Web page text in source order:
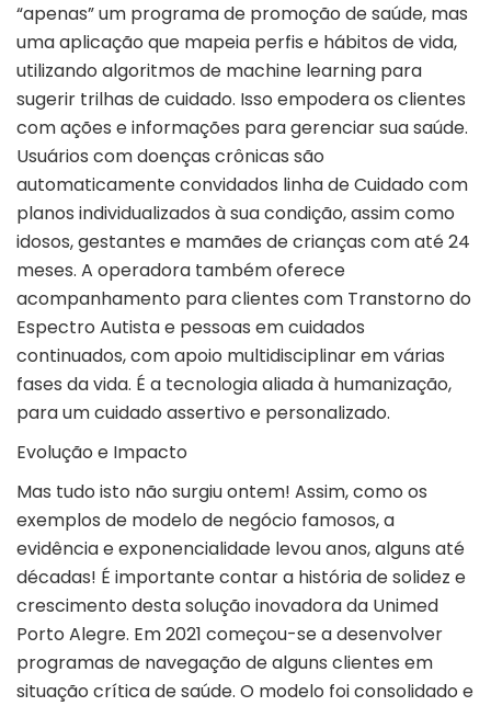
“apenas” um programa de promoção de saúde, mas
uma aplicação que mapeia perfis e hábitos de vida,
utilizando algoritmos de machine learning para
sugerir trilhas de cuidado. Isso empodera os clientes
com ações e informações para gerenciar sua saúde.
Usuários com doenças crônicas são
automaticamente convidados linha de Cuidado com
planos individualizados à sua condição, assim como
idosos, gestantes e mamães de crianças com até 24
meses. A operadora também oferece
acompanhamento para clientes com Transtorno do
Espectro Autista e pessoas em cuidados
continuados, com apoio multidisciplinar em várias
fases da vida. É a tecnologia aliada à humanização,
para um cuidado assertivo e personalizado.
Evolução e Impacto
Mas tudo isto não surgiu ontem! Assim, como os
exemplos de modelo de negócio famosos, a
evidência e exponencialidade levou anos, alguns até
décadas! É importante contar a história de solidez e
crescimento desta solução inovadora da Unimed
Porto Alegre. Em 2021 começou-se a desenvolver
programas de navegação de alguns clientes em
situação crítica de saúde. O modelo foi consolidado e